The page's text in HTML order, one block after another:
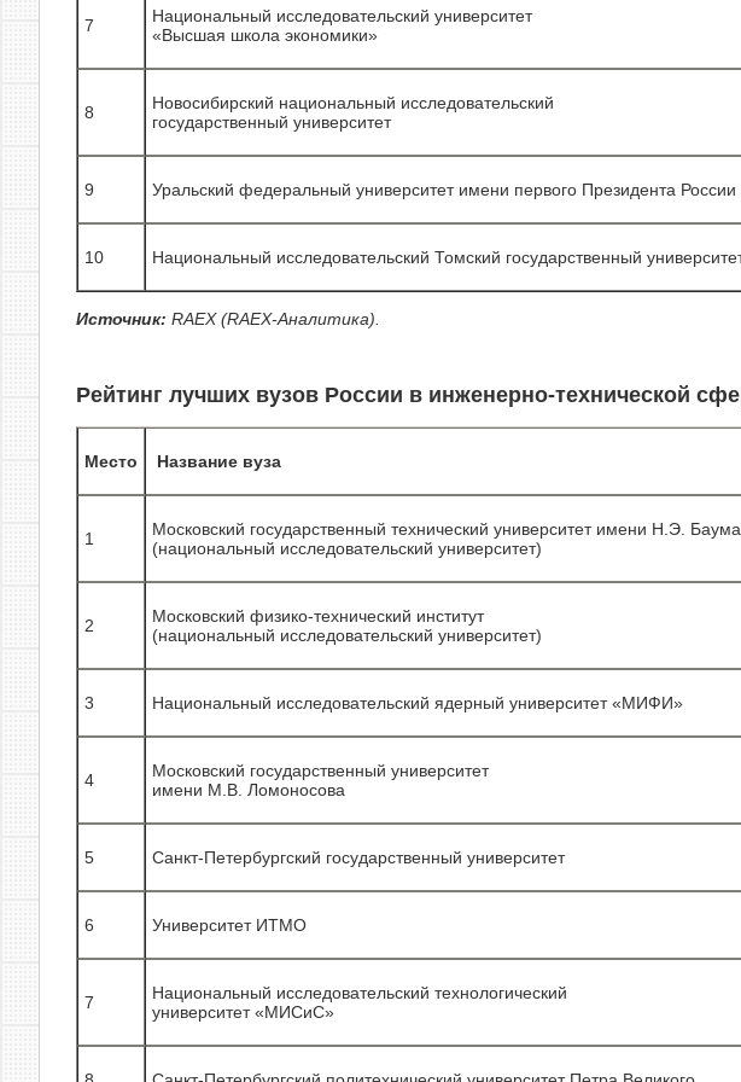
7
Национальный исследовательский университет
«Высшая школа экономики»
8
Новосибирский национальный исследовательский
государственный университет
9 Уральский федеральный университет имени первого Президента
10 Национальный исследовательский Томский государственный
Источник: RAEX (RAEX-Аналитика).
Рейтинг лучших вузов России в инженерно-технической
Место Название вуза
1
Московский государственный технический университет имени Н.Э.
(национальный исследовательский университет)
2
Московский физико-технический институт
(национальный исследовательский университет)
3 Национальный исследовательский ядерный университет «МИФИ»
4
Московский государственный университет
имени М.В. Ломоносова
5 Санкт-Петербургский государственный университет
6 Университет ИТМО
7
Национальный исследовательский технологический
университет «МИСиС»